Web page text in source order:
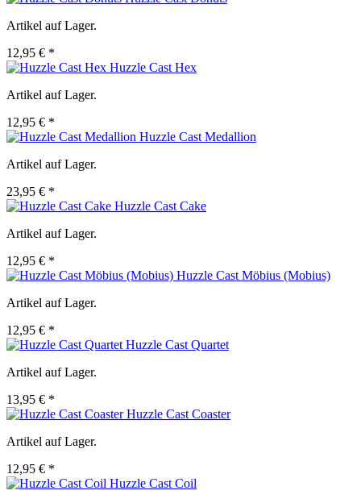
Artikel auf Lager.
12,95 € *
Huzzle Cast Hex
Artikel auf Lager.
12,95 € *
Huzzle Cast Medallion
Artikel auf Lager.
23,95 € *
Huzzle Cast Cake
Artikel auf Lager.
12,95 € *
Huzzle Cast Möbius (Mobius)
Artikel auf Lager.
12,95 € *
Huzzle Cast Quartet
Artikel auf Lager.
13,95 € *
Huzzle Cast Coaster
Artikel auf Lager.
12,95 € *
Huzzle Cast Coil